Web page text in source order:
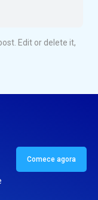
Edit or delete it,
Comece agora